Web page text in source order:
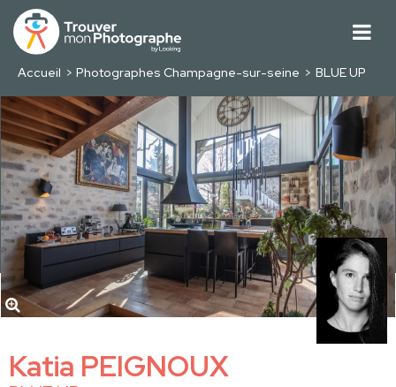
Accueil Photographes Champagne-sur-seine BLUE UP
Katia PEIGNOUX